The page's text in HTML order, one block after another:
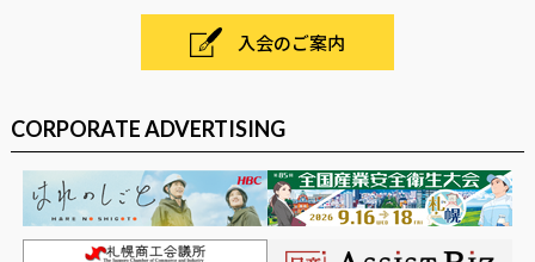
入会のご案内
CORPORATE ADVERTISING